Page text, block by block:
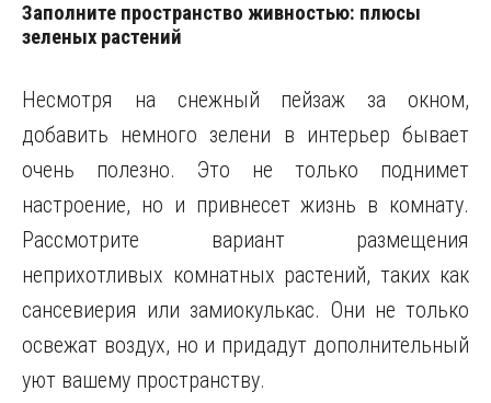
Заполните пространство живностью: плюсы
зеленых растений
Несмотря на снежный пейзаж за окном,
добавить немного зелени в интерьер бывает
очень полезно. Это не только поднимет
настроение, но и привнесет жизнь в комнату.
Рассмотрите вариант размещения
неприхотливых комнатных растений, таких как
сансевиерия или замиокулькас. Они не только
освежат воздух, но и придадут дополнительный
уют вашему пространству.